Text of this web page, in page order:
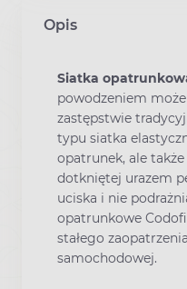
Opis
Siatka
powodzeniem
zastępstwie
typu siatka
opatrunek, ale
dotkniętej urazem
uciska i nie
opatrunkowe
stałego
samochodowej.